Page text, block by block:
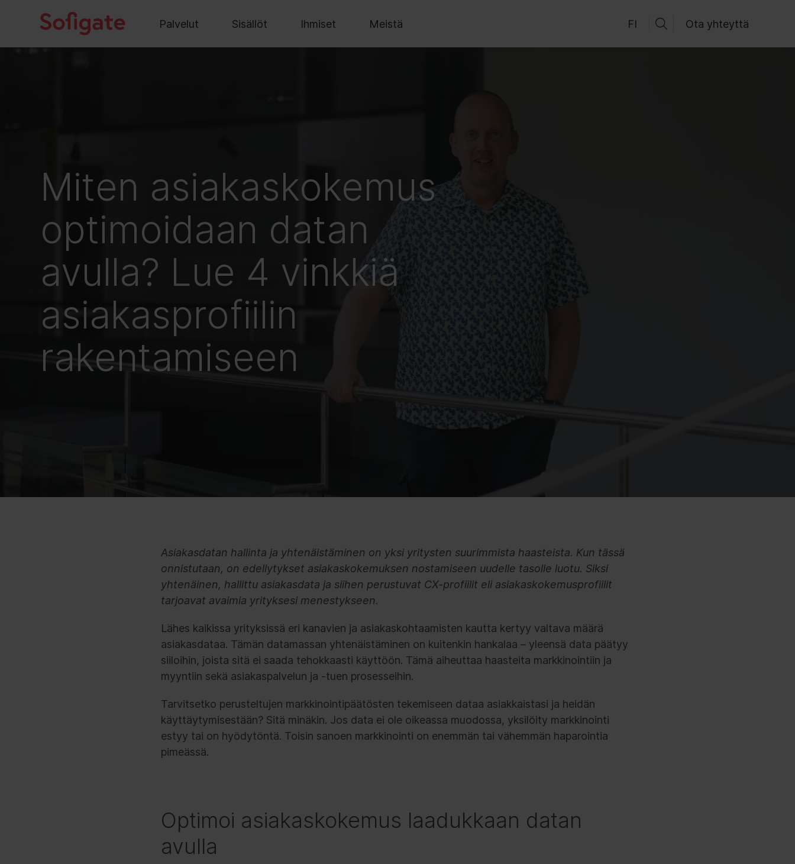
sisältöön
Päävalikko
Palvelut Sisällöt Ihmiset Meistä FI Ota yhteyttä
Miten asiakaskokemus
optimoidaan datan
avulla? Lue 4 vinkkiä
asiakasprofiilin
rakentamiseen
Asiakasdatan hallinta ja yhtenäistäminen on yksi yritysten suurimmista haasteista. Kun tässä
onnistutaan, on edellytykset asiakaskokemuksen nostamiseen uudelle tasolle luotu. Siksi
yhtenäinen, hallittu asiakasdata ja siihen perustuvat CX-profiilit eli asiakaskokemusprofiilit
tarjoavat avaimia yrityksesi menestykseen.
Lähes kaikissa yrityksissä eri kanavien ja asiakaskohtaamisten kautta kertyy valtava määrä
asiakasdataa. Tämän datamassan yhtenäistäminen on kuitenkin hankalaa – yleensä data päätyy
siiloihin, joista sitä ei saada tehokkaasti käyttöön. Tämä aiheuttaa haasteita markkinointiin ja
myyntiin sekä asiakaspalvelun ja -tuen prosesseihin.
Tarvitsetko perusteltujen markkinointipäätösten tekemiseen dataa asiakkaistasi ja heidän
käyttäytymisestään? Sitä minäkin. Jos data ei ole oikeassa muodossa, yksilöity markkinointi
estyy tai on hyödytöntä. Toisin sanoen markkinointi on enemmän tai vähemmän haparointia
pimeässä.
Optimoi asiakaskokemus laadukkaan datan
avulla